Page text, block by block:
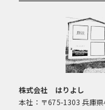
株式会社 はりよし
本社：〒675-1303 兵庫